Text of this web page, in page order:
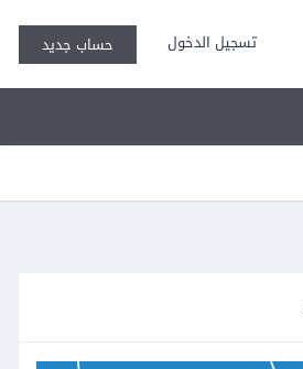
تسجيل الدخول حساب جديد